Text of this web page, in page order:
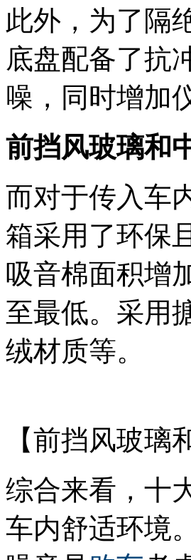
此外，为了隔
底盘配备了抗
噪，同时增加
前挡风玻璃和
而对于传入车
箱采用了环保
吸音棉面积增
至最低。采用
绒材质等。
【前挡风玻璃
综合来看，十
车内舒适环境